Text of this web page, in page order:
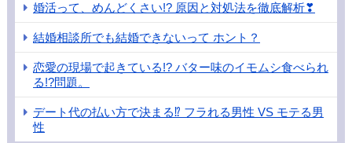
婚活って、めんどくさい!? 原因と対処法を徹底解析❣
結婚相談所でも結婚できないって ホント？
恋愛の現場で起きている!? バター味のイモムシ食べられ
る!?問題。
デート代の払い方で決まる⁉ フラれる男性 VS モテる男
性